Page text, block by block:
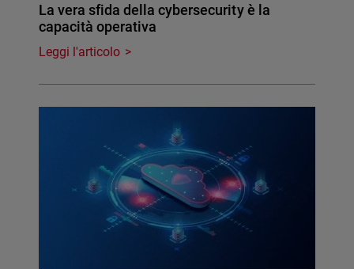
La vera sfida della cybersecurity è la
capacità operativa
Leggi l'articolo